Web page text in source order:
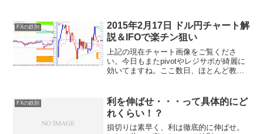
余裕があれば耐えて反転できたの
に・・・とか、そうい...
FXの鉄則
2015年2月17日 ドル円チャート解
説＆IFOで楽チン狙い
上記の現在チャート画像をご覧くださ
い。今日もまたpivotやレジサポが綺麗に
効いてますね。ここ数日、ほとんど教科
ですね。レジサポのラインでタイトなス
トップでIFO注文を...
FXの鉄則
利を伸ばせ・・・って具体的にど
れくらい！？
損切りは素早く、利は徹底的に伸ばせ。